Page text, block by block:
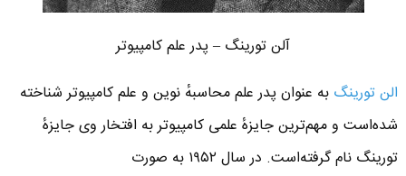
آلن تورینگ – پدر علم کامپیوتر
الن تورینگ به عنوان پدر علم محاسبهٔ نوین و علم کامپیوتر شناخته
شده‌است و مهم‌ترین جایزهٔ علمی کامپیوتر به افتخار وی جایزهٔ
تورینگ نام گرفته‌است. در سال ۱۹۵۲ به صورت